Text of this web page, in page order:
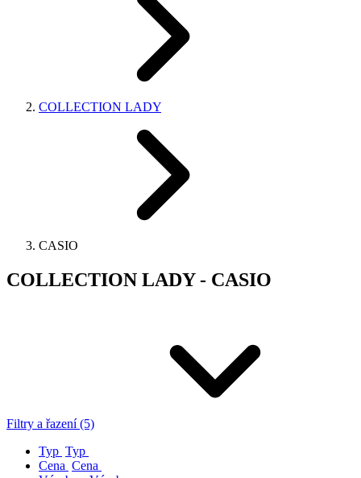
COLLECTION LADY
CASIO
COLLECTION LADY - CASIO
Filtry a řazení (5)
Typ Typ
Cena Cena